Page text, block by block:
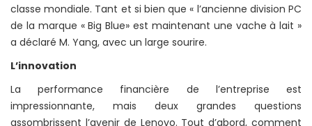
classe mondiale. Tant et si bien que « l’ancienne division PC
de la marque « Big Blue» est maintenant une vache à lait »
a déclaré M. Yang, avec un large sourire.
L’innovation
La performance financière de l’entreprise est
impressionnante, mais deux grandes questions
assombrissent l’avenir de Lenovo. Tout d’abord, comment